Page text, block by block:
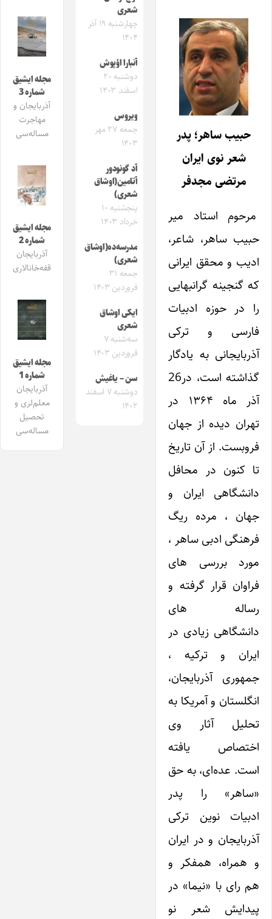
حبیب ساهر؛ پدر
شعر نوی ایران
مرتضی مجدفر
مرحوم استاد میر
حبیب ساهر، شاعر،
ادیب و محقق ایرانی
که گنجینه گرانبهایی
را در حوزه ادبیات
فارسی و ترکی
آذربایجانی به یادگار
گذاشته است، در26
آذر ماه ۱۳۶۴ در
تهران دیده از جهان
فروبست. از آن تاریخ
تا کنون در محافل
دانشگاهی ایران و
جهان ، مرده ریگ
فرهنگی ادبی ساهر ،
مورد بررسی های
فراوان قرار گرفته و
رساله های
دانشگاهی زیادی در
ایران و ترکیه ،
جمهوری آذربایجان،
انگلستان و آمریکا به
تحلیل آثار وی
اختصاص یافته
است. عده‌ای، به حق
«ساهر» را پدر
ادبیات نوین ترکی
آذربایجان و در ایران
و همراه، همفکر و
هم رای با «نیما» در
پیدایش شعر نو
شعری
چهارشنبه ۱۹ آذر
۱۴۰۴
آنبارا اؤپوش
دوشنبه ۲۰
اسفند ۱۴۰۳
ویروس
جمعه ۲۷ مهر
۱۴۰۳
آد گونودور
آتامین(اوشاق
شعری)
پنجشنبه ۱۰
خرداد ۱۴۰۳
مدرسه‌ده(اوشاق
شعری)
جمعه ۳۱
فروردین ۱۴۰۳
ایکی اوشاق
شعری
سه‌شنبه ۷
فروردین ۱۴۰۳
سن – یاغیش
دوشنبه ۷ اسفند
۱۴۰۲
مجله ایشیق
شماره 3
آذربایجان و
مهاجرت
مساله‌سی
مجله ایشیق
شماره 2
آذربایجان
قفه‌خانالاری
مجله ایشیق
شماره 1
آذربایجان
معلم‌لری و
تحصیل
مساله‌سی